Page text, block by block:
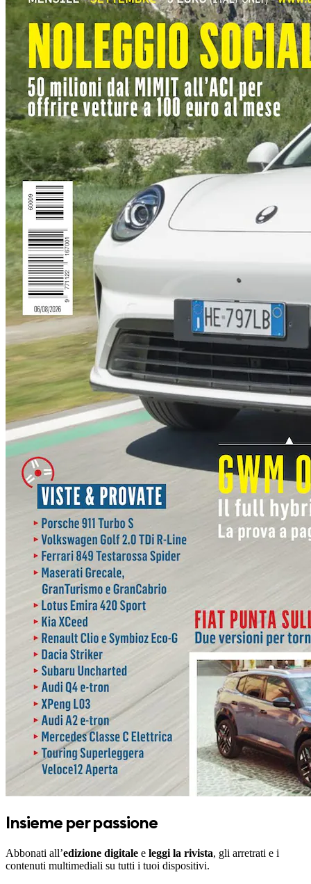
Insieme per passione
Abbonati all’edizione digitale e leggi la rivista, gli arretrati e i
contenuti multimediali su tutti i tuoi dispositivi.